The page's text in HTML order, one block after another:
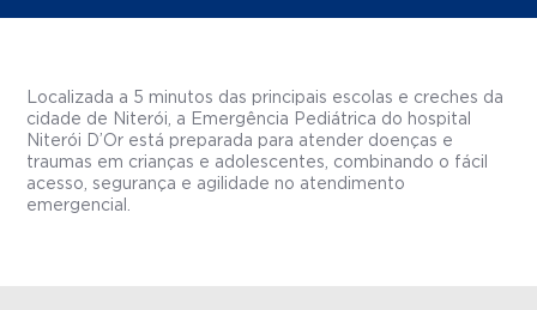
Localizada a 5 minutos das principais escolas e creches da
cidade de Niterói, a Emergência Pediátrica do hospital
Niterói D’Or está preparada para atender doenças e
traumas em crianças e adolescentes, combinando o fácil
acesso, segurança e agilidade no atendimento
emergencial.